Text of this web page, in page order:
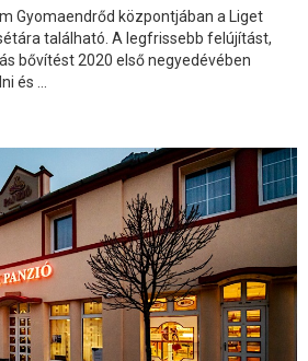
Gyomaendrőd központjában a Liget
található. A legfrissebb felújítást,
bővítést 2020 első negyedévében
és ...